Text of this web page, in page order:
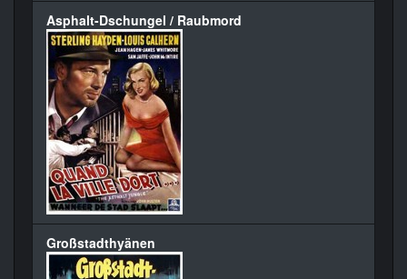
Asphalt-Dschungel / Raubmord
Großstadthyänen